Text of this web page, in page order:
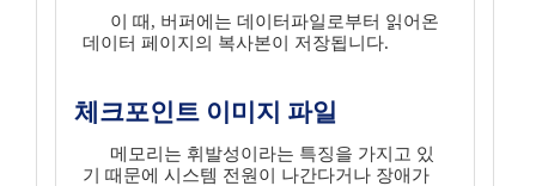
이 때, 버퍼에는 데이터파일로부터 읽어온
데이터 페이지의 복사본이 저장됩니다.
체크포인트 이미지 파일
메모리는 휘발성이라는 특징을 가지고 있
기 때문에 시스템 전원이 나간다거나 장애가